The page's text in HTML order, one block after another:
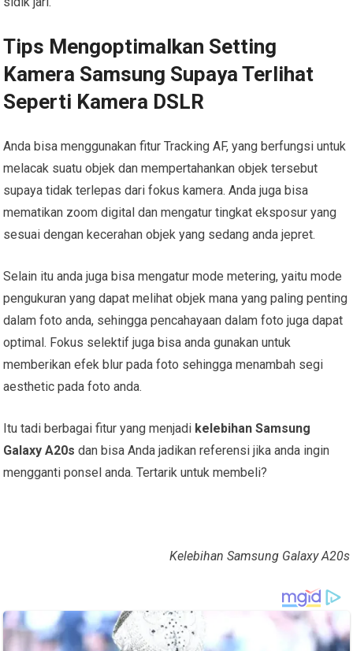
Tips Mengoptimalkan Setting
Kamera Samsung Supaya Terlihat
Seperti Kamera DSLR
Anda bisa menggunakan fitur Tracking AF, yang berfungsi untuk
melacak suatu objek dan mempertahankan objek tersebut
supaya tidak terlepas dari fokus kamera. Anda juga bisa
mematikan zoom digital dan mengatur tingkat eksposur yang
sesuai dengan kecerahan objek yang sedang anda jepret.
Selain itu anda juga bisa mengatur mode metering, yaitu mode
pengukuran yang dapat melihat objek mana yang paling penting
dalam foto anda, sehingga pencahayaan dalam foto juga dapat
optimal. Fokus selektif juga bisa anda gunakan untuk
memberikan efek blur pada foto sehingga menambah segi
aesthetic pada foto anda.
Itu tadi berbagai fitur yang menjadi kelebihan Samsung
Galaxy A20sdan bisa Anda jadikan referensi jika anda ingin
mengganti ponsel anda. Tertarik untuk membeli?
Kelebihan Samsung Galaxy A20s